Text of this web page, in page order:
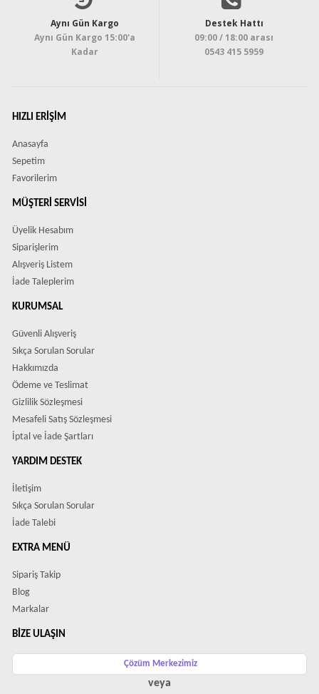
Aynı Gün Kargo
Aynı Gün Kargo 15:00'a
Kadar
Destek Hattı
09:00 / 18:00 arası
0543 415 5959
HIZLI ERIŞIM
Anasayfa
Sepetim
Favorilerim
MÜŞTERI SERVISI
Üyelik Hesabım
Siparişlerim
Alışveriş Listem
İade Taleplerim
KURUMSAL
Güvenli Alışveriş
Sıkça Sorulan Sorular
Hakkımızda
Ödeme ve Teslimat
Gizlilik Sözleşmesi
Mesafeli Satış Sözleşmesi
İptal ve İade Şartları
YARDIM DESTEK
İletişim
Sıkça Sorulan Sorular
İade Talebi
EXTRA MENÜ
Sipariş Takip
Blog
Markalar
BIZE ULAŞIN
Çözüm Merkezimiz
veya